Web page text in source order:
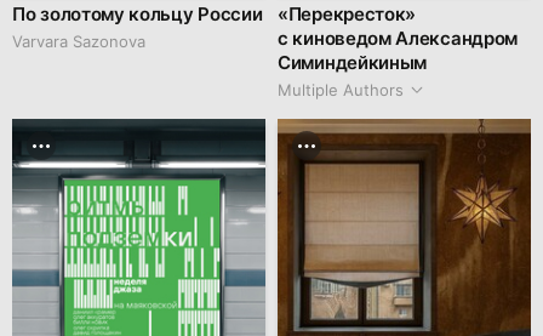
По золотому кольцу России
Varvara Sazonova
«Перекресток»
с киноведом Александром
Симиндейкиным
Multiple Authors